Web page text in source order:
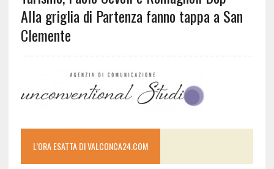
Alla griglia di Partenza fanno tappa a San
Clemente
L’ORA ESATTA DI VALCONCA24.COM